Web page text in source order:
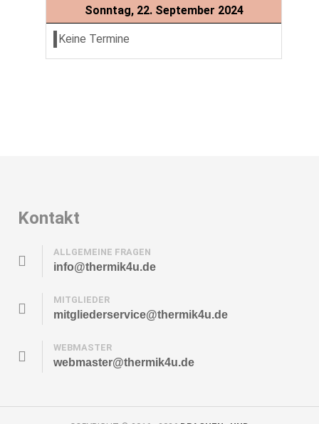
Sonntag, 22. September 2024
Keine Termine
Kontakt
ALLGEMEINE FRAGEN
info@thermik4u.de
MITGLIEDER
mitgliederservice@thermik4u.de
WEBMASTER
webmaster@thermik4u.de